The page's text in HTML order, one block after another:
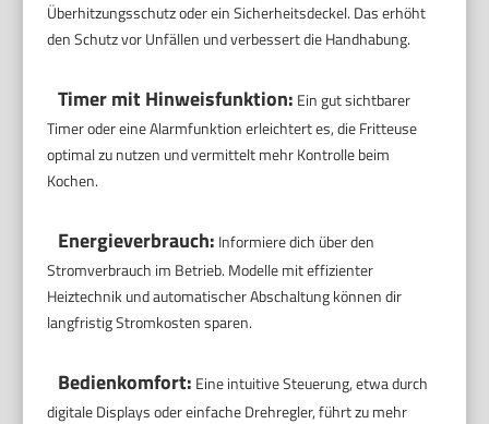
Überhitzungsschutz oder ein Sicherheitsdeckel. Das erhöht
den Schutz vor Unfällen und verbessert die Handhabung.
Timer mit Hinweisfunktion: Ein gut sichtbarer
Timer oder eine Alarmfunktion erleichtert es, die Fritteuse
optimal zu nutzen und vermittelt mehr Kontrolle beim
Kochen.
Energieverbrauch: Informiere dich über den
Stromverbrauch im Betrieb. Modelle mit effizienter
Heiztechnik und automatischer Abschaltung können dir
langfristig Stromkosten sparen.
Bedienkomfort: Eine intuitive Steuerung, etwa durch
digitale Displays oder einfache Drehregler, führt zu mehr